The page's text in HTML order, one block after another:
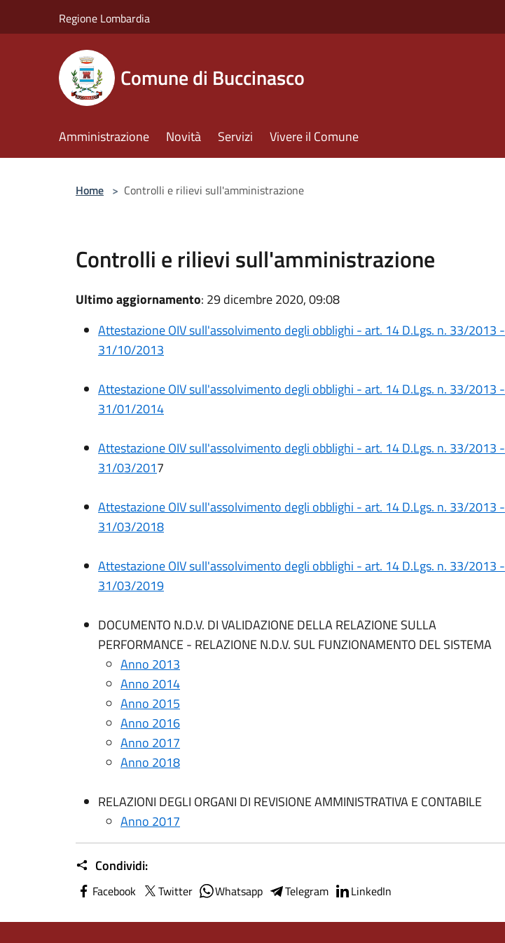
Regione Lombardia
Comune di Buccinasco
Amministrazione Novità Servizi Vivere il Comune
Home > Controlli e rilievi sull'amministrazione
Controlli e rilievi sull'amministrazione
Ultimo aggiornamento: 29 dicembre 2020, 09:08
Attestazione OIV sull'assolvimento degli obblighi - art. 14 D.Lgs. n. 33/2013 -
31/10/2013
Attestazione OIV sull'assolvimento degli obblighi - art. 14 D.Lgs. n. 33/2013 -
31/01/2014
Attestazione OIV sull'assolvimento degli obblighi - art. 14 D.Lgs. n. 33/2013 -
31/03/2017
Attestazione OIV sull'assolvimento degli obblighi - art. 14 D.Lgs. n. 33/2013 -
31/03/2018
Attestazione OIV sull'assolvimento degli obblighi - art. 14 D.Lgs. n. 33/2013 -
31/03/2019
DOCUMENTO N.D.V. DI VALIDAZIONE DELLA RELAZIONE SULLA
PERFORMANCE - RELAZIONE N.D.V. SUL FUNZIONAMENTO DEL SISTEMA
Anno 2013
Anno 2014
Anno 2015
Anno 2016
Anno 2017
Anno 2018
RELAZIONI DEGLI ORGANI DI REVISIONE AMMINISTRATIVA E CONTABILE
Anno 2017
Condividi:
Facebook Twitter Whatsapp Telegram LinkedIn